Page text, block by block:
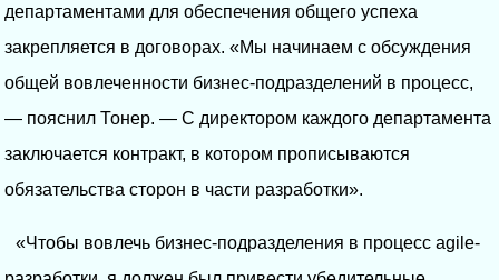
департаментами для обеспечения общего успеха
закрепляется в договорах. «Мы начинаем с обсуждения
общей вовлеченности бизнес-подразделений в процесс,
— пояснил Тонер. — С директором каждого департамента
заключается контракт, в котором прописываются
обязательства сторон в части разработки».
«Чтобы вовлечь бизнес-подразделения в процесс agile-